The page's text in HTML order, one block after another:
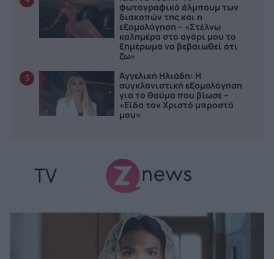
φωτογραφικό άλμπουμ των
διακοπών της και η
εξομολόγηση – «Στέλνω
καλημέρα στο αγόρι μου το
ξημέρωμα να βεβαιωθεί ότι
ζω»
5
Αγγελική Ηλιάδη: Η
συγκλονιστική εξομολόγηση
για το θαύμα που βίωσε –
«Είδα τον Χριστό μπροστά
μου»
TV